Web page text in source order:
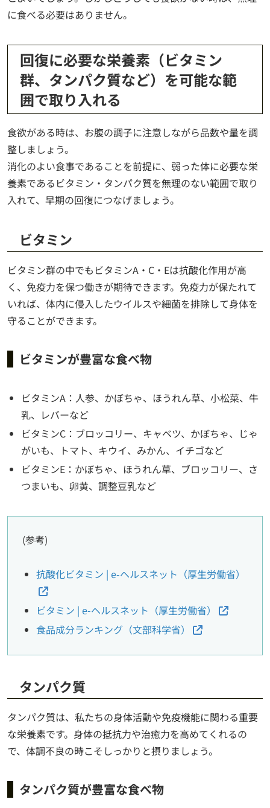
に食べる必要はありません。
回復に必要な栄養素（ビタミン
群、タンパク質など）を可能な範
囲で取り入れる
食欲がある時は、お腹の調子に注意しながら品数や量を調
整しましょう。
消化のよい食事であることを前提に、弱った体に必要な栄
養素であるビタミン・タンパク質を無理のない範囲で取り
入れて、早期の回復につなげましょう。
ビタミン
ビタミン群の中でもビタミンA・C・Eは抗酸化作用が高
く、免疫力を保つ働きが期待できます。免疫力が保たれて
いれば、体内に侵入したウイルスや細菌を排除して身体を
守ることができます。
ビタミンが豊富な食べ物
ビタミンA：人参、かぼちゃ、ほうれん草、小松菜、牛
乳、レバーなど
ビタミンC：ブロッコリー、キャベツ、かぼちゃ、じゃ
がいも、トマト、キウイ、みかん、イチゴなど
ビタミンE：かぼちゃ、ほうれん草、ブロッコリー、さ
つまいも、卵黄、調整豆乳など
(参考)
抗酸化ビタミン | e-ヘルスネット（厚生労働省）
ビタミン | e-ヘルスネット（厚生労働省）
食品成分ランキング（文部科学省）
タンパク質
タンパク質は、私たちの身体活動や免疫機能に関わる重要
な栄養素です。身体の抵抗力や治癒力を高めてくれるの
で、体調不良の時こそしっかりと摂りましょう。
タンパク質が豊富な食べ物